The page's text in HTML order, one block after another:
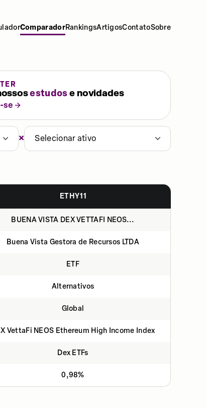
ComparadorRankingsArtigosContatoSobre
estudose novidades
se
× Selecionar ativo
ETHY11
BUENA VISTA DEX VETTAFI NEOS...
Buena Vista Gestora de Recursos LTDA
ETF
Alternativos
Global
VettaFi NEOS Ethereum High Income Index
Dex ETFs
0,98%